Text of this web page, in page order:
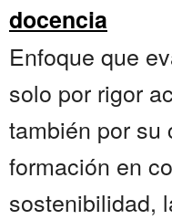
docencia
Enfoque que
solo por rigor
también por su
formación en
sostenibilidad,